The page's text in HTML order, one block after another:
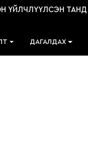
ҮЙЛЧЛҮҮЛСЭН ТАНД
ДАГАЛДАХ